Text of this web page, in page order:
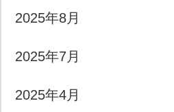
2025年8月
2025年7月
2025年4月